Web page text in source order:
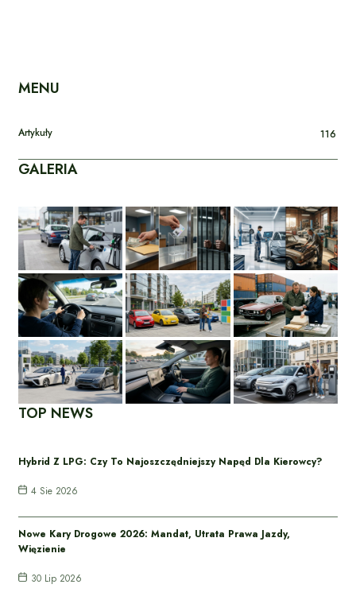
MENU
Artykuły 116
GALERIA
TOP NEWS
Hybrid Z LPG: Czy To Najoszczędniejszy Napęd Dla Kierowcy?
4 Sie 2026
Nowe Kary Drogowe 2026: Mandat, Utrata Prawa Jazdy,
Więzienie
30 Lip 2026